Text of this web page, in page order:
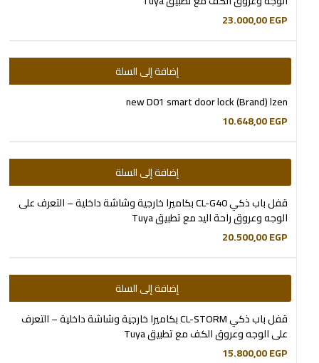
23.000,00EGP
إضافة إلى السلة
new D01 smart door lock (Brand) lzen
10.648,00EGP
إضافة إلى السلة
قفل باب ذكي CL-G40 بكاميرا خارجية وشاشة داخلية – التعرف على
الوجه وعروق راحة اليد مع تطبيق Tuya
20.500,00EGP
إضافة إلى السلة
قفل باب ذكي CL-STORM بكاميرا خارجية وشاشة داخلية – التعرف
على الوجه وعروق الكف مع تطبيق Tuya
15.800,00EGP